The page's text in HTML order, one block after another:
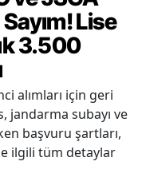
Lise
3.500
alımları için geri
jandarma subayı ve
başvuru şartları,
ilgili tüm detaylar